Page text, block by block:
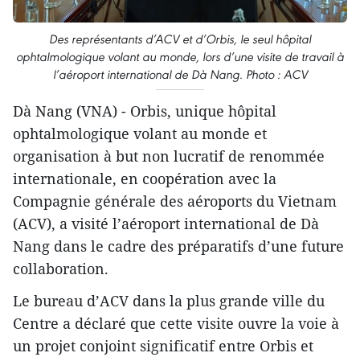
Des représentants d’ACV et d’Orbis, le seul hôpital
ophtalmologique volant au monde, lors d’une visite de travail à
l’aéroport international de Dà Nang. Photo : ACV
Dà Nang (VNA) - Orbis, unique hôpital
ophtalmologique volant au monde et
organisation à but non lucratif de renommée
internationale, en coopération avec la
Compagnie générale des aéroports du Vietnam
(ACV), a visité l’aéroport international de Dà
Nang dans le cadre des préparatifs d’une future
collaboration.
Le bureau d’ACV dans la plus grande ville du
Centre a déclaré que cette visite ouvre la voie à
un projet conjoint significatif entre Orbis et